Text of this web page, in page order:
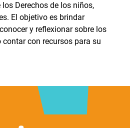
Derechos de los niños,
El objetivo es brindar
y reflexionar sobre los
contar con recursos para su